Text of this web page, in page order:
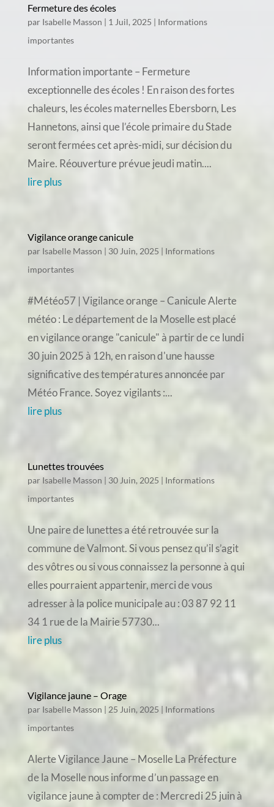
Fermeture des écoles
par Isabelle Masson | 1 Juil, 2025 | Informations
importantes
Information importante – Fermeture
exceptionnelle des écoles ! En raison des fortes
chaleurs, les écoles maternelles Ebersborn, Les
Hannetons, ainsi que l’école primaire du Stade
seront fermées cet après-midi, sur décision du
Maire. Réouverture prévue jeudi matin....
lire plus
Vigilance orange canicule
par Isabelle Masson | 30 Juin, 2025 | Informations
importantes
#Météo57 | Vigilance orange – Canicule Alerte
météo : Le département de la Moselle est placé
en vigilance orange "canicule" à partir de ce lundi
30 juin 2025 à 12h, en raison d'une hausse
significative des températures annoncée par
Météo France. Soyez vigilants :...
lire plus
Lunettes trouvées
par Isabelle Masson | 30 Juin, 2025 | Informations
importantes
Une paire de lunettes a été retrouvée sur la
commune de Valmont. Si vous pensez qu’il s’agit
des vôtres ou si vous connaissez la personne à qui
elles pourraient appartenir, merci de vous
adresser à la police municipale au : 03 87 92 11
34 1 rue de la Mairie 57730...
lire plus
Vigilance jaune – Orage
par Isabelle Masson | 25 Juin, 2025 | Informations
importantes
Alerte Vigilance Jaune – Moselle La Préfecture
de la Moselle nous informe d’un passage en
vigilance jaune à compter de : Mercredi 25 juin à